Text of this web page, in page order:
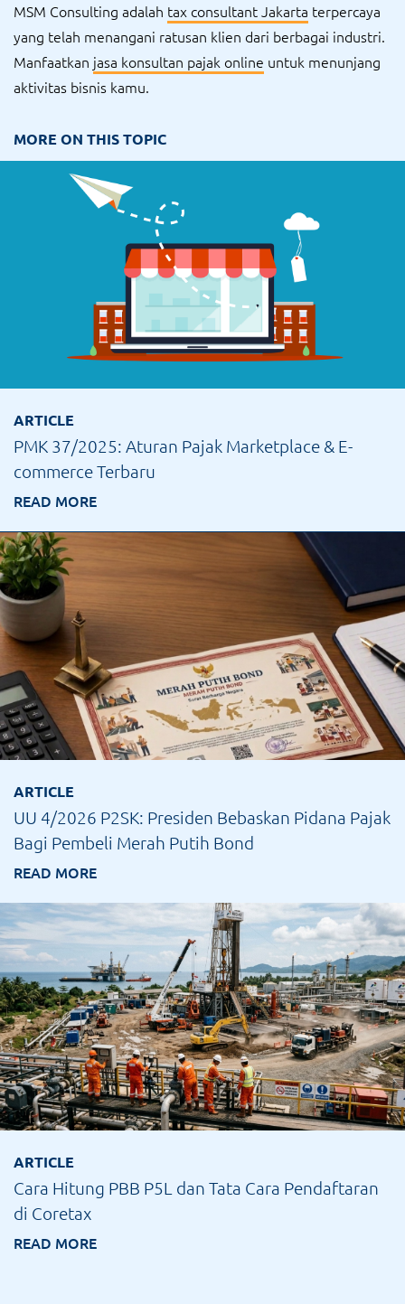
MSM Consulting adalah tax consultant Jakarta terpercaya
yang telah menangani ratusan klien dari berbagai industri.
Manfaatkan jasa konsultan pajak online untuk menunjang
aktivitas bisnis kamu.
MORE ON THIS TOPIC
ARTICLE
PMK 37/2025: Aturan Pajak Marketplace & E-
commerce Terbaru
READ MORE
ARTICLE
UU 4/2026 P2SK: Presiden Bebaskan Pidana Pajak
Bagi Pembeli Merah Putih Bond
READ MORE
ARTICLE
Cara Hitung PBB P5L dan Tata Cara Pendaftaran
di Coretax
READ MORE